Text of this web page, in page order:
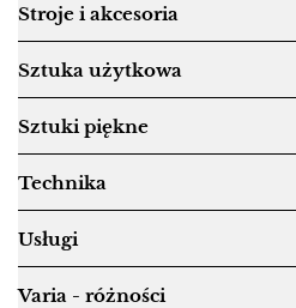
Stroje i akcesoria
Sztuka użytkowa
Sztuki piękne
Technika
Usługi
Varia - różności